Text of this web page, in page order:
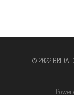
© 2022